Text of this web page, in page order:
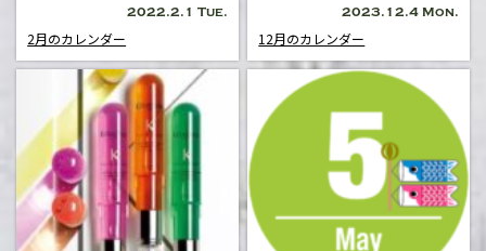
2022.2.1 Tue.
2月のカレンダー
2023.12.4 Mon.
12月のカレンダー